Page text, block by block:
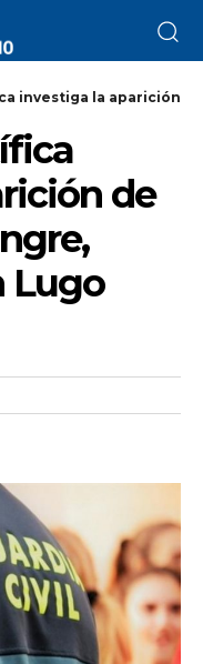
investiga la aparición
de
Lugo